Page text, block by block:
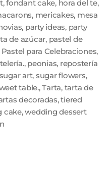
,fondant cake, hora del te,
, mericakes, mesa
, party ideas, party
de azúcar, pastel de
Pastel para Celebraciones,
, peonias, repostería
sugar art, sugar flowers,
table.,Tarta, tarta de
decoradas,tiered
cake,wedding dessert